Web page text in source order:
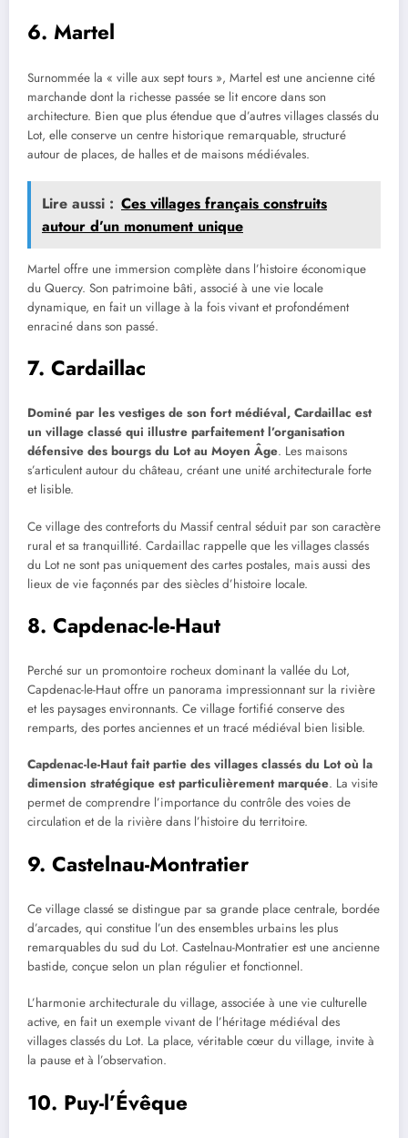
6. Martel
Surnommée la « ville aux sept tours », Martel est une ancienne cité
marchande dont la richesse passée se lit encore dans son
architecture. Bien que plus étendue que d’autres villages classés du
Lot, elle conserve un centre historique remarquable, structuré
autour de places, de halles et de maisons médiévales.
Lire aussi : Ces villages français construits
autour d’un monument unique
Martel offre une immersion complète dans l’histoire économique
du Quercy. Son patrimoine bâti, associé à une vie locale
dynamique, en fait un village à la fois vivant et profondément
enraciné dans son passé.
7. Cardaillac
Dominé par les vestiges de son fort médiéval, Cardaillac est
un village classé qui illustre parfaitement l’organisation
défensive des bourgs du Lot au Moyen Âge. Les maisons
s’articulent autour du château, créant une unité architecturale forte
et lisible.
Ce village des contreforts du Massif central séduit par son caractère
rural et sa tranquillité. Cardaillac rappelle que les villages classés
du Lot ne sont pas uniquement des cartes postales, mais aussi des
lieux de vie façonnés par des siècles d’histoire locale.
8. Capdenac-le-Haut
Perché sur un promontoire rocheux dominant la vallée du Lot,
Capdenac-le-Haut offre un panorama impressionnant sur la rivière
et les paysages environnants. Ce village fortifié conserve des
remparts, des portes anciennes et un tracé médiéval bien lisible.
Capdenac-le-Haut fait partie des villages classés du Lot où la
dimension stratégique est particulièrement marquée. La visite
permet de comprendre l’importance du contrôle des voies de
circulation et de la rivière dans l’histoire du territoire.
9. Castelnau-Montratier
Ce village classé se distingue par sa grande place centrale, bordée
d’arcades, qui constitue l’un des ensembles urbains les plus
remarquables du sud du Lot. Castelnau-Montratier est une ancienne
bastide, conçue selon un plan régulier et fonctionnel.
L’harmonie architecturale du village, associée à une vie culturelle
active, en fait un exemple vivant de l’héritage médiéval des
villages classés du Lot. La place, véritable cœur du village, invite à
la pause et à l’observation.
10. Puy-l’Évêque